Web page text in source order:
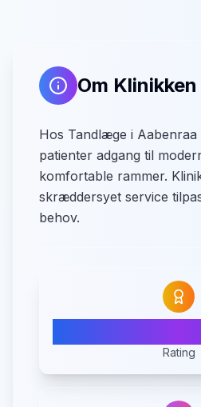
Om Klinikken
Hos Tandlæge i
patienter adgang til
komfortable rammer.
skræddersyet service
behov.
Rating